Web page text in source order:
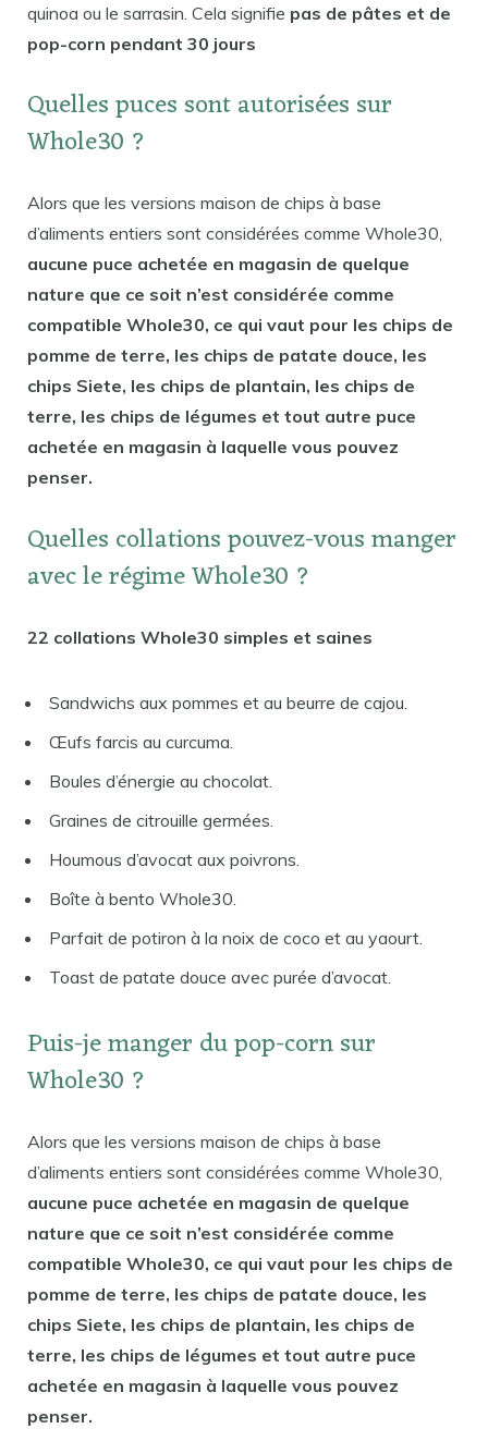
quinoa ou le sarrasin. Cela signifie pas de pâtes et de
pop-corn pendant 30 jours
Quelles puces sont autorisées sur
Whole30 ?
Alors que les versions maison de chips à base
d’aliments entiers sont considérées comme Whole30,
aucune puce achetée en magasin de quelque
nature que ce soit n’est considérée comme
compatible Whole30, ce qui vaut pour les chips de
pomme de terre, les chips de patate douce, les
chips Siete, les chips de plantain, les chips de
terre, les chips de légumes et tout autre puce
achetée en magasin à laquelle vous pouvez
penser.
Quelles collations pouvez-vous manger
avec le régime Whole30 ?
22 collations Whole30 simples et saines
Sandwichs aux pommes et au beurre de cajou.
Œufs farcis au curcuma.
Boules d’énergie au chocolat.
Graines de citrouille germées.
Houmous d’avocat aux poivrons.
Boîte à bento Whole30.
Parfait de potiron à la noix de coco et au yaourt.
Toast de patate douce avec purée d’avocat.
Puis-je manger du pop-corn sur
Whole30 ?
Alors que les versions maison de chips à base
d’aliments entiers sont considérées comme Whole30,
aucune puce achetée en magasin de quelque
nature que ce soit n’est considérée comme
compatible Whole30, ce qui vaut pour les chips de
pomme de terre, les chips de patate douce, les
chips Siete, les chips de plantain, les chips de
terre, les chips de légumes et tout autre puce
achetée en magasin à laquelle vous pouvez
penser.